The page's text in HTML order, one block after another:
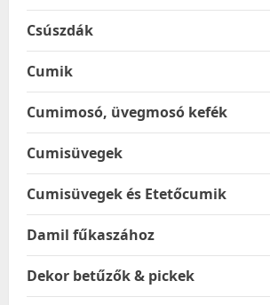
Csúszdák
Cumik
Cumimosó, üvegmosó kefék
Cumisüvegek
Cumisüvegek és Etetőcumik
Damil fűkaszához
Dekor betűzők & pickek